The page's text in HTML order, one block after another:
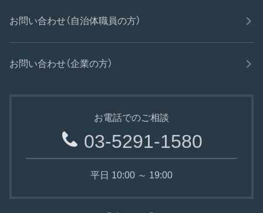
お問い合わせ（自治体職員の方）
お問い合わせ（企業の方）
お電話でのご相談
03-5291-1580
平日 10:00 ～ 19:00